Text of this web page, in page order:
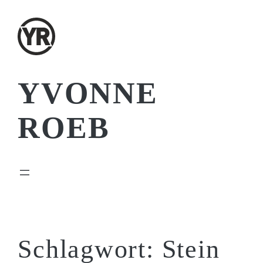
Inhalt
springen
YVONNE
ROEB
Schlagwort: Stein